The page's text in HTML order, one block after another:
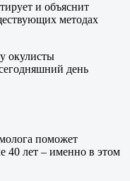
и объяснит
методах
окулисты
день
поможет
40 лет – именно в этом